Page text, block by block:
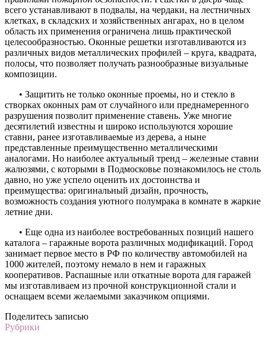
всего устанавливают в подвалы, на чердаки, на лестничных
клетках, в складских и хозяйственных ангарах, но в целом
область их применения ограничена лишь практической
целесообразностью. Оконные решетки изготавливаются из
различных видов металлических профилей – круга, квадрата,
полосы, что позволяет получать разнообразные визуальные
композиции.
• Защитить не только оконные проемы, но и стекло в
створках оконных рам от случайного или преднамеренного
разрушения позволит применение ставень. Уже многие
десятилетий известны и широко используются хорошие
ставни, ранее изготавливаемые из дерева, а ныне
представленные преимущественно металлическими
аналогами. Но наиболее актуальный тренд – железные ставни
жалюзями, с которыми в Подмосковье познакомилось не столь
давно, но уже успело оценить их достоинства и
преимущества: оригинальный дизайн, прочность,
возможность создания уютного полумрака в комнате в жаркие
летние дни.
• Еще одна из наиболее востребованных позиций нашего
каталога – гаражные ворота различных модификаций. Город
занимает первое место в РФ по количеству автомобилей на
1000 жителей, поэтому немало в нем и гаражных
кооперативов. Распашные или откатные ворота для гаражей
мы изготавливаем из прочной конструкционной стали и
оснащаем всеми желаемыми заказчиком опциями.
Поделитесь записью
Рубрики